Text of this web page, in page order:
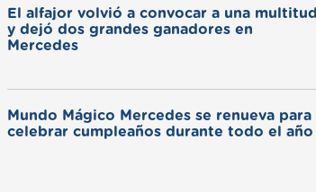
El alfajor volvió a convocar a una multitud
y dejó dos grandes ganadores en
Mercedes
Mundo Mágico Mercedes se renueva para
celebrar cumpleaños durante todo el año